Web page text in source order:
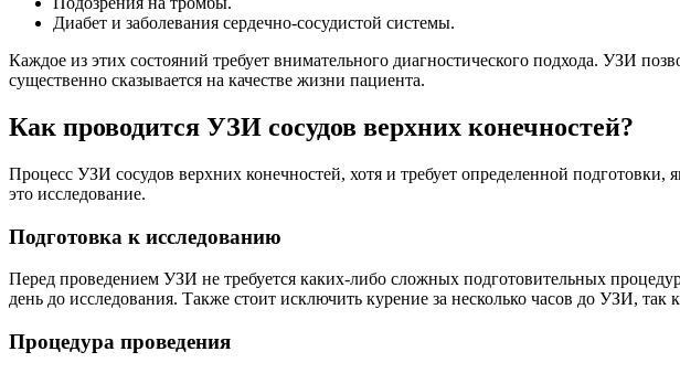
Диабет и заболевания сердечно-сосудистой системы.
Каждое из этих состояний требует внимательного диагностического подхода. УЗИ
существенно сказывается на качестве жизни пациента.
Как проводится УЗИ сосудов верхних конечностей?
Процесс УЗИ сосудов верхних конечностей, хотя и требует определенной
это исследование.
Подготовка к исследованию
Перед проведением УЗИ не требуется каких-либо сложных подготовительных
день до исследования. Также стоит исключить курение за несколько часов до УЗИ, так
Процедура проведения